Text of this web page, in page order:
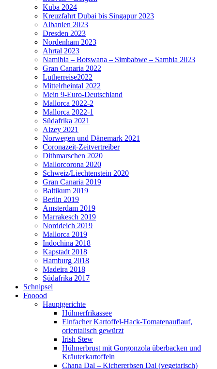
Kuba 2024
Kreuzfahrt Dubai bis Singapur 2023
Albanien 2023
Dresden 2023
Nordenham 2023
Ahrtal 2023
Namibia – Botswana – Simbabwe – Sambia 2023
Gran Canaria 2022
Lutherreise2022
Mittelrheintal 2022
Mein 9-Euro-Deutschland
Mallorca 2022-2
Mallorca 2022-1
Südafrika 2021
Alzey 2021
Norwegen und Dänemark 2021
Coronazeit-Zeitvertreiber
Dithmarschen 2020
Mallorcorona 2020
Schweiz/Liechtenstein 2020
Gran Canaria 2019
Baltikum 2019
Berlin 2019
Amsterdam 2019
Marrakesch 2019
Norddeich 2019
Mallorca 2019
Indochina 2018
Kapstadt 2018
Hamburg 2018
Madeira 2018
Südafrika 2017
Schnipsel
Fooood
Hauptgerichte
Hühnerfrikassee
Einfacher Kartoffel-Hack-Tomatenauflauf,
orientalisch gewürzt
Irish Stew
Hühnerbrust mit Gorgonzola überbacken und
Kräuterkartoffeln
Chana Dal – Kichererbsen Dal (vegetarisch)